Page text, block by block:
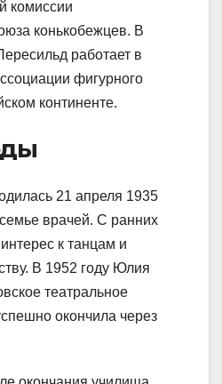
комиссии
конькобежцев. В
работает в
фигурного
континенте.
21 апреля 1935
врачей. С ранних
к танцам и
В 1952 году Юлия
театральное
окончила через